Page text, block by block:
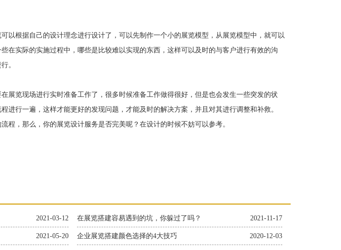
根据自己的设计理念进行设计了，可以先制作一个小的展览模型，从展览模型中，就可以
在实际的实施过程中，哪些是比较难以实现的东西，这样可以及时的与客户进行有效的沟
。
览现场进行实时准备工作了，很多时候准备工作做得很好，但是也会发生一些突发的状
进行一遍，这样才能更好的发现问题，才能及时的解决方案，并且对其进行调整和补救。
，那么，你的展览设计服务是否完美呢？在设计的时候不妨可以参考。
2021-03-12 2021-11-17
在展览搭建容易遇到的坑，你躲过了吗？
2021-05-20 2020-12-03
企业展览搭建颜色选择的4大技巧